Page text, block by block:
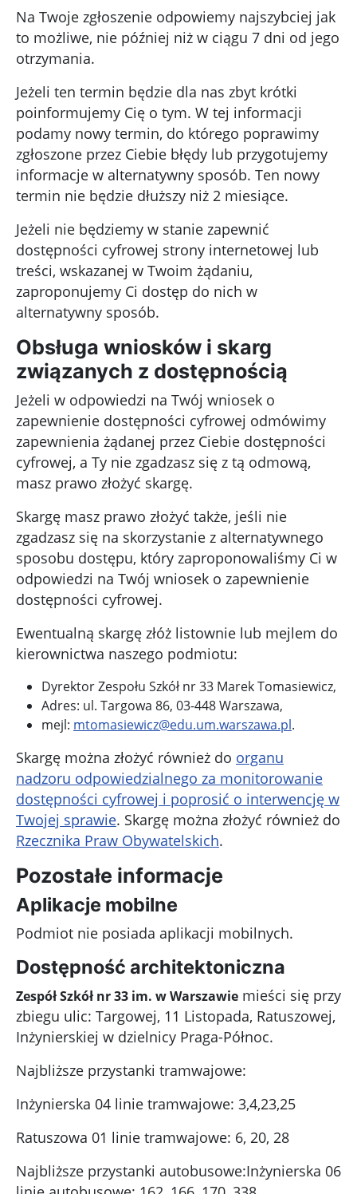
Na Twoje zgłoszenie odpowiemy najszybciej jak
to możliwe, nie później niż w ciągu 7 dni od jego
otrzymania.
Jeżeli ten termin będzie dla nas zbyt krótki
poinformujemy Cię o tym. W tej informacji
podamy nowy termin, do którego poprawimy
zgłoszone przez Ciebie błędy lub przygotujemy
informacje w alternatywny sposób. Ten nowy
termin nie będzie dłuższy niż 2 miesiące.
Jeżeli nie będziemy w stanie zapewnić
dostępności cyfrowej strony internetowej lub
treści, wskazanej w Twoim żądaniu,
zaproponujemy Ci dostęp do nich w
alternatywny sposób.
Obsługa wniosków i skarg
związanych z dostępnością
Jeżeli w odpowiedzi na Twój wniosek o
zapewnienie dostępności cyfrowej odmówimy
zapewnienia żądanej przez Ciebie dostępności
cyfrowej, a Ty nie zgadzasz się z tą odmową,
masz prawo złożyć skargę.
Skargę masz prawo złożyć także, jeśli nie
zgadzasz się na skorzystanie z alternatywnego
sposobu dostępu, który zaproponowaliśmy Ci w
odpowiedzi na Twój wniosek o zapewnienie
dostępności cyfrowej.
Ewentualną skargę złóż listownie lub mejlem do
kierownictwa naszego podmiotu:
Dyrektor Zespołu Szkół nr 33 Marek Tomasiewicz,
Adres: ul. Targowa 86, 03-448 Warszawa,
mejl: mtomasiewicz@edu.um.warszawa.pl.
Skargę można złożyć również do organu
nadzoru odpowiedzialnego za monitorowanie
dostępności cyfrowej i poprosić o interwencję w
Twojej sprawie. Skargę można złożyć również do
Rzecznika Praw Obywatelskich.
Pozostałe informacje
Aplikacje mobilne
Podmiot nie posiada aplikacji mobilnych.
Dostępność architektoniczna
Zespół Szkół nr 33 im. w Warszawie mieści się przy
zbiegu ulic: Targowej, 11 Listopada, Ratuszowej,
Inżynierskiej w dzielnicy Praga-Północ.
Najbliższe przystanki tramwajowe:
Inżynierska 04 linie tramwajowe: 3,4,23,25
Ratuszowa 01 linie tramwajowe: 6, 20, 28
Najbliższe przystanki autobusowe:Inżynierska 06